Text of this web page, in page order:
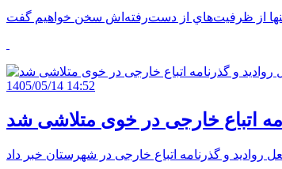
1405/05/14 14:52
اتباع خارجی در خوی متلاشی شد